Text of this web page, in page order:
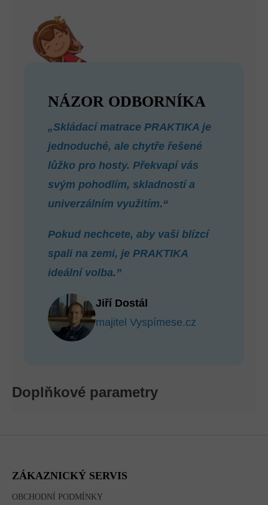
NÁZOR ODBORNÍKA
„Skládací matrace PRAKTIKA je
jednoduché, ale chytře řešené
lůžko pro hosty. Překvapí vás
svým pohodlím, skladností a
univerzálním využitím.“
Pokud nechcete, aby vaši blízcí
spali na zemi, je PRAKTIKA
ideální volba.”
Jiří Dostál
majitel Vyspímese.cz
Doplňkové parametry
ZÁKAZNICKÝ SERVIS
OBCHODNÍ PODMÍNKY